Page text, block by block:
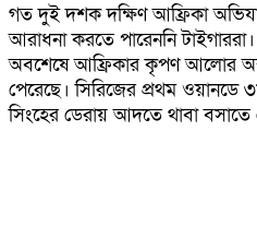
গত দুই দশক দক্ষিণ আফ্রিকা
আরাধনা করতে পারেননি
অবশেষে আফ্রিকার কৃপণ আলোর
পেরেছে। সিরিজের প্রথম ওয়ানডে
সিংহের ডেরায় আদতে থাবা বসাতে